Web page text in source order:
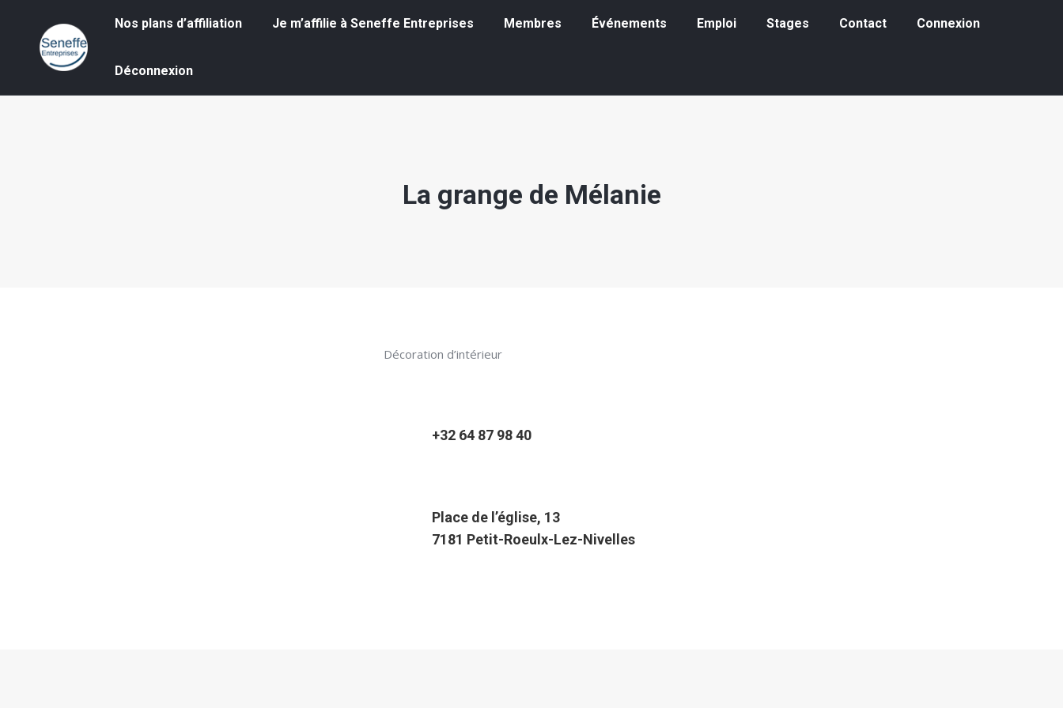
Nos plans d’affiliation Je m’affilie à Seneffe Entreprises Membres Événements Emploi Stages Contact Connexion
Déconnexion
La grange de Mélanie
Décoration d’intérieur
+32 64 87 98 40
Place de l’église, 13
7181 Petit-Roeulx-Lez-Nivelles
Nos plans d’affiliation Je m’affilie à Seneffe Entreprises Membres Événements Emploi Stages Contact
Connexion